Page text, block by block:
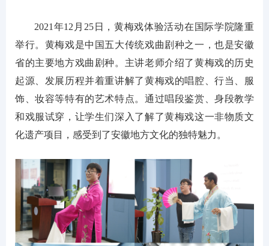
2021年12月25日，黄梅戏体验活动在国际学院隆重
举行。黄梅戏是中国五大传统戏曲剧种之一，也是安徽
省的主要地方戏曲剧种。主讲老师介绍了黄梅戏的历史
起源、发展历程并着重讲解了黄梅戏的唱腔、行当、服
饰、妆容等特有的艺术特点。通过唱段鉴赏、身段教学
和戏服试穿，让学生们深入了解了黄梅戏这一非物质文
化遗产项目，感受到了安徽地方文化的独特魅力。